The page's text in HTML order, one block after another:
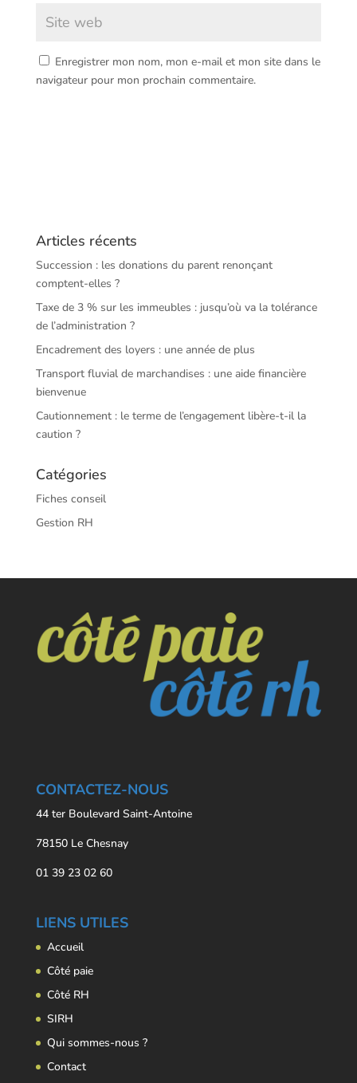
Enregistrer mon nom, mon e-mail et mon site dans le
navigateur pour mon prochain commentaire.
Articles récents
Succession : les donations du parent renonçant
comptent-elles ?
Taxe de 3 % sur les immeubles : jusqu’où va la tolérance
de l’administration ?
Encadrement des loyers : une année de plus
Transport fluvial de marchandises : une aide financière
bienvenue
Cautionnement : le terme de l’engagement libère-t-il la
caution ?
Catégories
Fiches conseil
Gestion RH
CONTACTEZ-NOUS
44 ter Boulevard Saint-Antoine
78150 Le Chesnay
01 39 23 02 60
LIENS UTILES
Accueil
Côté paie
Côté RH
SIRH
Qui sommes-nous ?
Contact